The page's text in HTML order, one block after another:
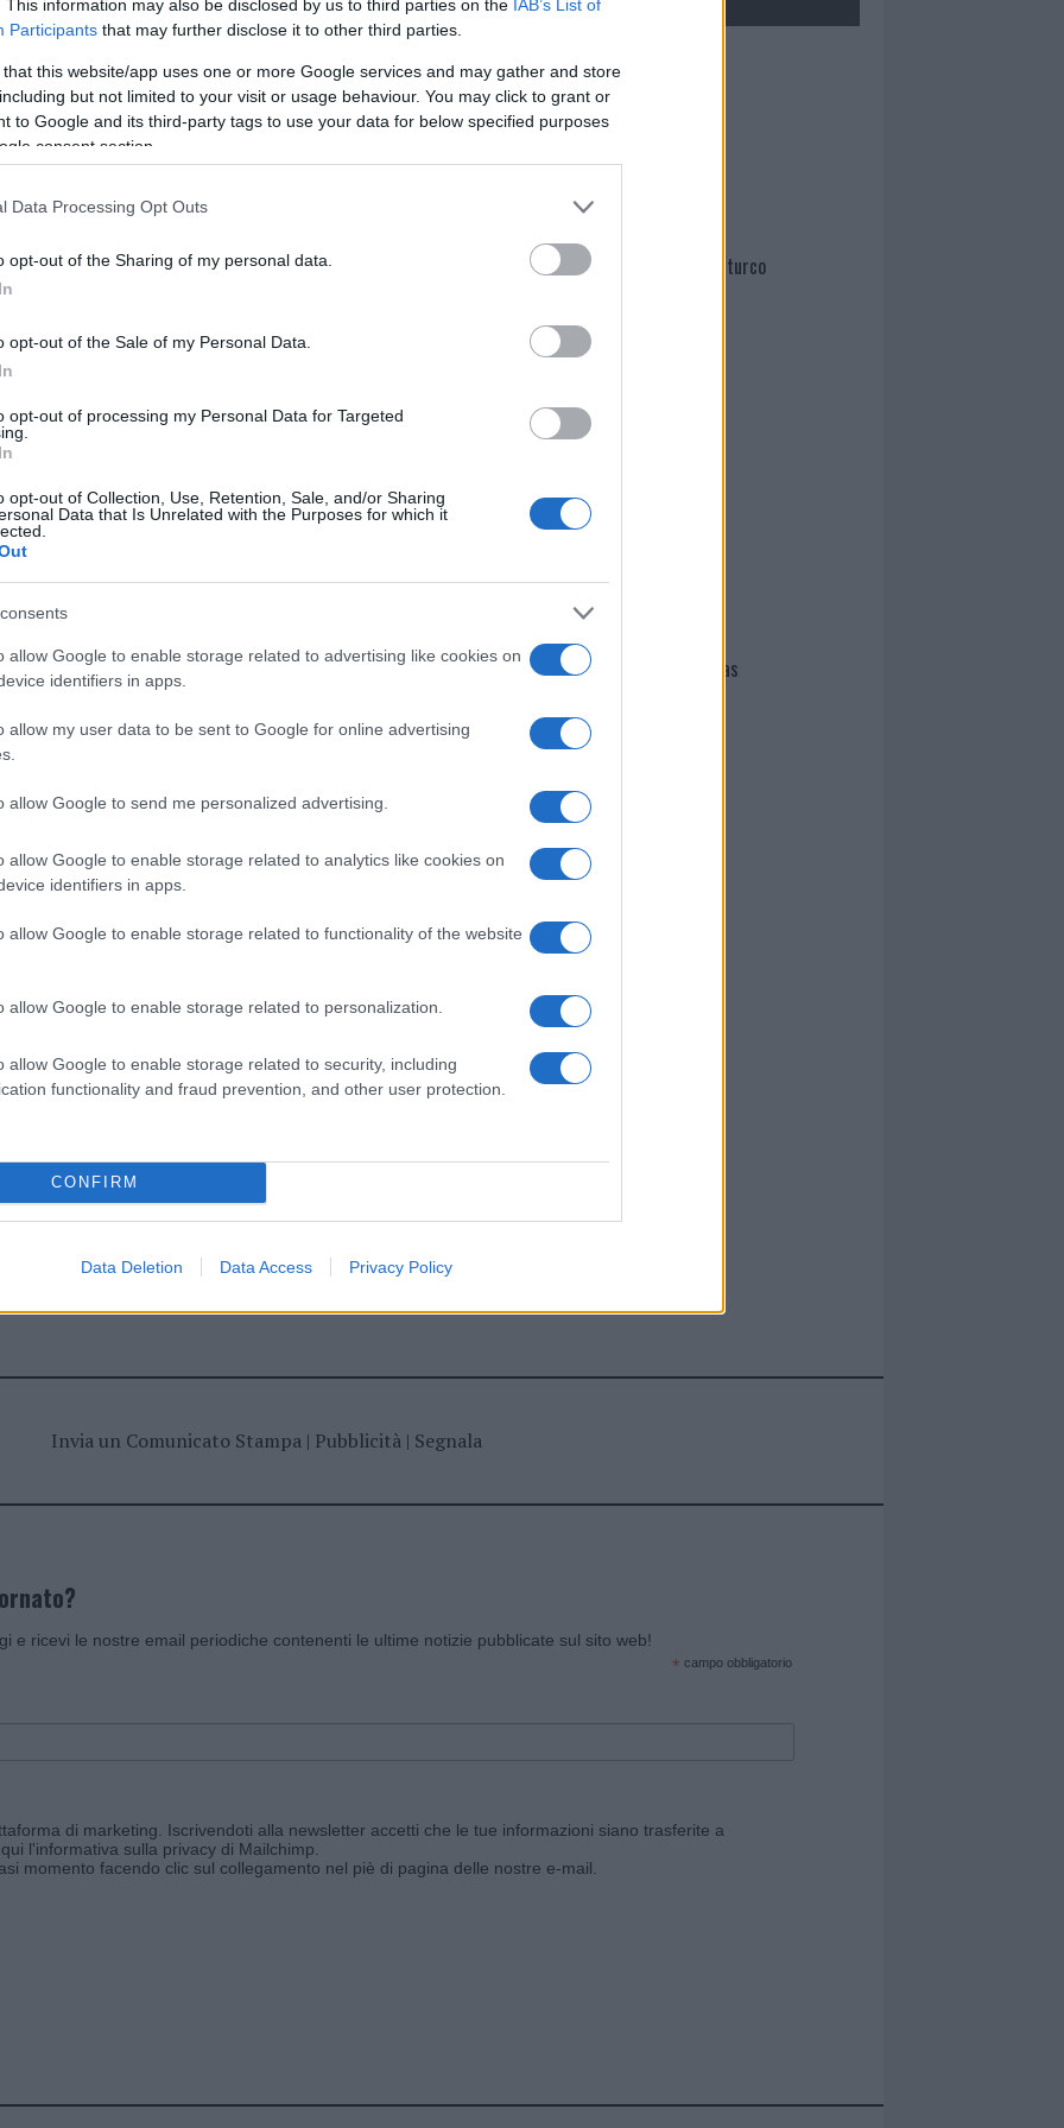
This information may also be disclosed by us to third parties on the IAB’s List of
Participants that may further disclose it to other third parties.
that this website/app uses one or more Google services and may gather and store
but not limited to your visit or usage behaviour. You may click to grant or
to Google and its third-party tags to use your data for below specified purposes
consent section.
Data Processing Opt Outs
opt-out of the Sharing of my personal data.
opt-out of the Sale of my Personal Data.
opt-out of processing my Personal Data for Targeted
opt-out of Collection, Use, Retention, Sale, and/or Sharing
Data that Is Unrelated with the Purposes for which it
allow Google to enable storage related to advertising like cookies on
identifiers in apps.
allow my user data to be sent to Google for online advertising
allow Google to send me personalized advertising.
allow Google to enable storage related to analytics like cookies on
identifiers in apps.
allow Google to enable storage related to functionality of the website
allow Google to enable storage related to personalization.
allow Google to enable storage related to security, including
functionality and fraud prevention, and other user protection.
CONFIRM
Data Deletion Data Access Privacy Policy
consente adeguate soluzioni di stoccaggio
del materiale vegetale e il successivo
per il recupero e il riciclo. Diverso
, dove, compatibilmente con le condizioni
spostata nell’area retrostante la
riposizionamento al termine
preservarne la funzione naturale di
bilanciare le esigenze di fruibilità degli
quotidiana delle spiagge più
in particolare quelle maggiormente
di accessibilità e decoro.
linee guida regionali
e della
che deiCriteri Ambientali Minimi
competente ha attivato le procedure
l’intervento a un operatore
complessivo di
si inserisce nella strategia
alla gestione sostenibile del litorale,
funzionalità degli spazi pubblici
cliccandoqui
nella sezione
Posidonia Palau
Mario Malu
Paolo Pinna
Martina Agostina Diturco
Giovannimaria Cabras
Invia un Comunicato Stampa| Pubblicità| Segnala
e ricevi le nostre email periodiche contenenti le ultime notizie pubblicate sul sito web!
* campo obbligatorio
di marketing. Iscrivendoti alla newsletter accetti che le tue informazioni siano trasferite a
l'informativa sulla privacy di Mailchimp
momento facendo clic sul collegamento nel piè di pagina delle nostre e-mail.